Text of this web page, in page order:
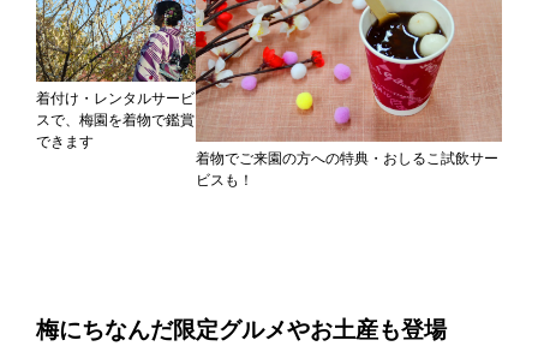
着付け・レンタルサービ
スで、梅園を着物で鑑賞
できます
着物でご来園の方への特典・おしるこ試飲サー
ビスも！
梅にちなんだ限定グルメやお土産も登場